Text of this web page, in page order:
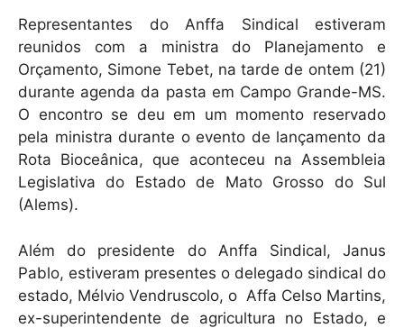
s
A
p
p
e
b
o
o
k
l
Representantes do Anffa Sindical estiveram
reunidos com a ministra do Planejamento e
Orçamento, Simone Tebet, na tarde de ontem (21)
durante agenda da pasta em Campo Grande-MS.
O encontro se deu em um momento reservado
pela ministra durante o evento de lançamento da
Rota Bioceânica, que aconteceu na Assembleia
Legislativa do Estado de Mato Grosso do Sul
(Alems).
Além do presidente do Anffa Sindical, Janus
Pablo, estiveram presentes o delegado sindical do
estado, Mélvio Vendruscolo, o Affa Celso Martins,
ex-superintendente de agricultura no Estado, e